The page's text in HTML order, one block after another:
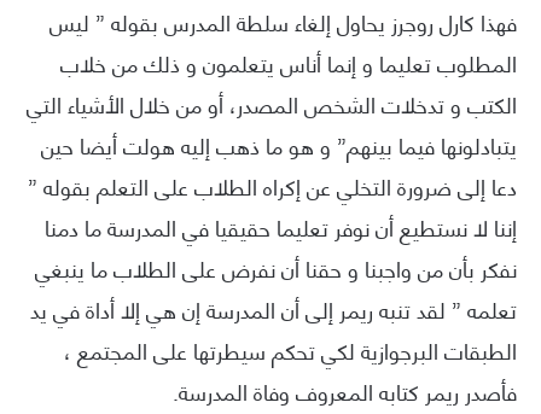
فهذا كارل روجرز يحاول إلغاء سلطة المدرس بقوله ” ليس
المطلوب تعليما و إنما أناس يتعلمون و ذلك من خلاب
الكتب و تدخلات الشخص المصدر، أو من خلال الأشياء التي
يتبادلونها فيما بينهم” و هو ما ذهب إليه هولت أيضا حين
دعا إلى ضرورة التخلي عن إكراه الطلاب على التعلم بقوله ”
إننا لا نستطيع أن نوفر تعليما حقيقيا في المدرسة ما دمنا
نفكر بأن من واجبنا و حقنا أن نفرض على الطلاب ما ينبغي
تعلمه ” لقد تنبه ريمر إلى أن المدرسة إن هي إلا أداة في يد
الطبقات البرجوازية لكي تحكم سيطرتها على المجتمع ،
فأصدر ريمر كتابه المعروف وفاة المدرسة.